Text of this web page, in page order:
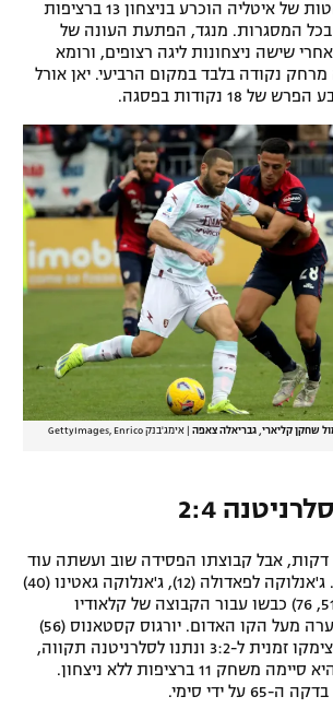
קרב הקבוצות הלוהטות של איטליה הוכרע בניצחון 13 ברציפות
המסגרות. מנגד, הפתעת העונה של
שישה ניצחונות ליגה רצופים, ורומא
נקודה בלבד במקום הרביעי. יאן אורל
שחקן קליארי, גבריאלה צאפה
אימג'בנק GettyImages, Enrico
2:4
שון וייסמן שיחק 65 דקות, אבל קבוצתו הפסידה שוב ועשתה עוד
צעד בדרך לסרייה B. ג'אנלוקה לפאדולה (12), ג'אנלוקה גאטינו (40)
ואלדור שומורודוב (51, 76) כבשו עבור הקבוצה של קלאודיו
ראניירי, שעלתה בסערה מעל הקו האדום. יורגוס קסטאנוס (56)
וג'וליו מאג'ורה (58) צימקו זמנית ל-3:2 ונתנו לסלרניטנה תקווה,
אבל בסופו של דבר היא סיימה משחק 11 ברציפות ללא ניצחון.
על ידי סימי.